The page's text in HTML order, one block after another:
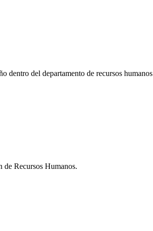
dentro del departamento de recursos humanos
de Recursos Humanos.